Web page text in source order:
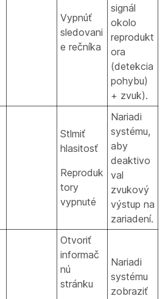
Vypnúť
sledovani
e rečníka
signál
okolo
reprodukt
ora
(detekcia
pohybu)
+ zvuk).
Stlmiť
hlasitosť
Reproduk
tory
vypnuté
Nariadi
systému,
aby
deaktivo
val
zvukový
výstup na
zariadení.
Otvoriť
informač
nú
stránku
Nariadi
systému
zobraziť